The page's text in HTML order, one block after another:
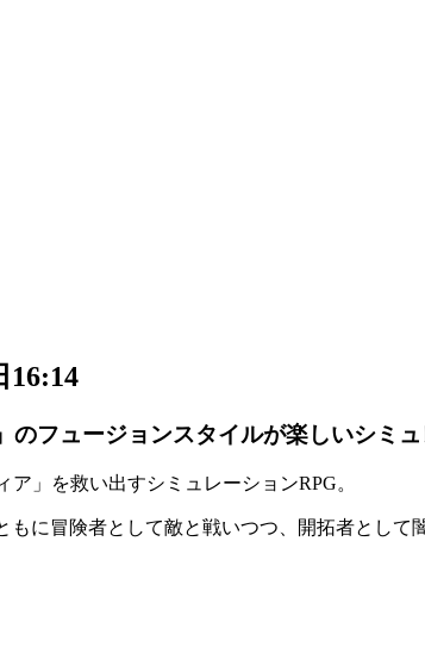
16:14
のフュージョンスタイルが楽しいシミ
ア」を救い出すシミュレーションRPG。
もに冒険者として敵と戦いつつ、開拓者として